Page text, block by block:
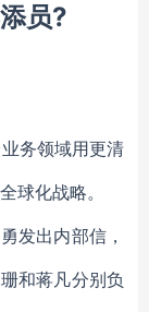
员?
务领域用更清
球化战略。
发出内部信，
和蒋凡分别负